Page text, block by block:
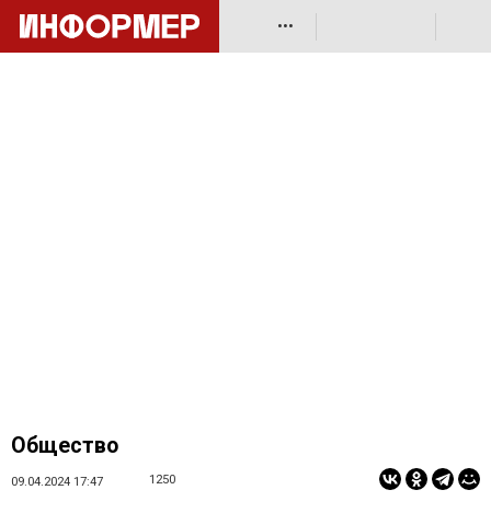
•••
Общество
09.04.2024 17:47 1250